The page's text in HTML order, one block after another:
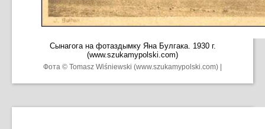
Сынагога на фотаздымку Яна Булгака. 1930 г.
(www.szukamypolski.com)
Фота © Tomasz Wiśniewski (www.szukamypolski.com) |